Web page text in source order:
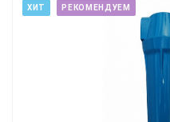
ХИТ РЕКОМЕНДУЕМ